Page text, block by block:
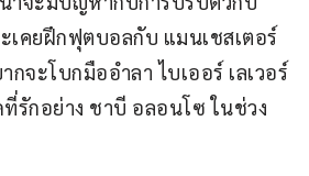
เคยฝึกฟุตบอลกับ แมนเชสเตอร์
จะโบกมืออำลา ไบเออร์ เลเวอร์
รักอย่าง ชาบี อลอนโซ ในช่วง